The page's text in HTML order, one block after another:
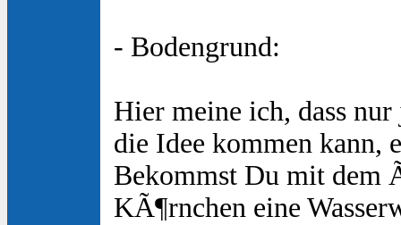
- Bodengrund:
Hier meine ich, dass
die Idee kommen kann,
Bekommst Du mit dem
KÃ¶rnchen eine